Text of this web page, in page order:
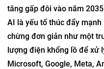
tăng gấp đôi vào năm
AI là yếu tố thúc đẩy
chừng đơn giản như một
lượng điện khổng lồ để xử
Microsoft, Google, Meta,